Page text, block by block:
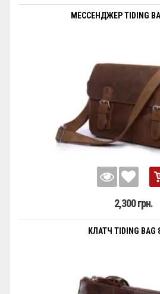
МЕССЕНДЖЕР TIDING
2,300 грн.
КЛАТЧ TIDING BAG